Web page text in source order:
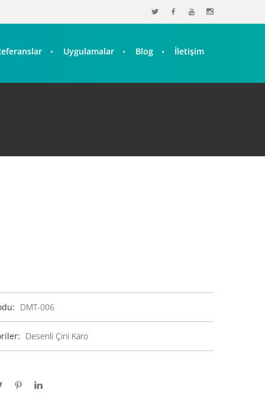
Uygulamalar Blog İletişim
DMT-006
Desenli Çini Karo